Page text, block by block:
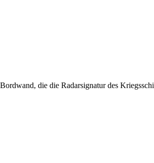
die die Radarsignatur des